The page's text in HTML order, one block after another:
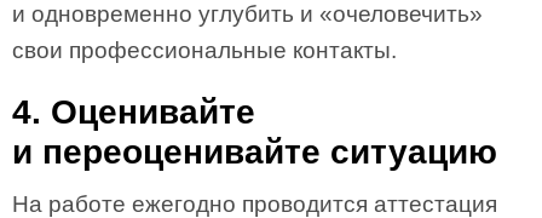
и одновременно углубить и «очеловечить»
свои профессиональные контакты.
4. Оценивайте
и переоценивайте ситуацию
На работе ежегодно проводится аттестация